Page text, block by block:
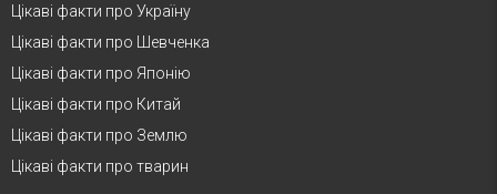
Цікаві факти про Україну
Цікаві факти про Шевченка
Цікаві факти про Японію
Цікаві факти про Китай
Цікаві факти про Землю
Цікаві факти про тварин